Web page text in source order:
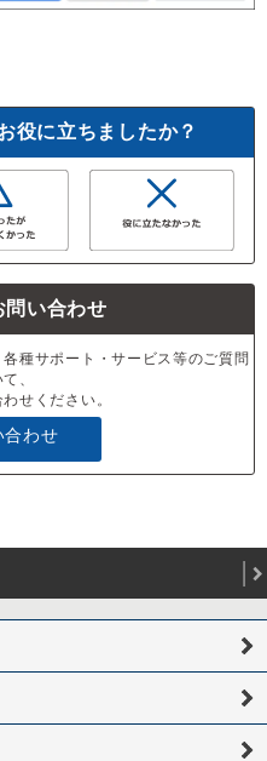
役に立ちましたか？
問い合わせ
種サポート・サービス等のご質問
、
せください。
合わせ